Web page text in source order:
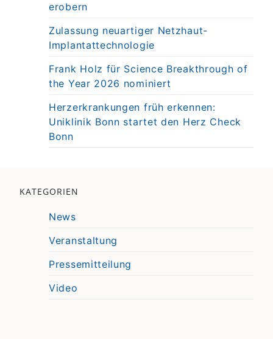
erobern
Zulassung neuartiger Netzhaut-
Implantattechnologie
Frank Holz für Science Breakthrough of
the Year 2026 nominiert
Herzerkrankungen früh erkennen:
Uniklinik Bonn startet den Herz Check
Bonn
KATEGORIEN
News
Veranstaltung
Pressemitteilung
Video